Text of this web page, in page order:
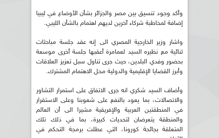
وأكد وجود تنسيق بين مصر والجزائر بشأن الأوضاع في ليبيا
إضافة لمخاطبة شركاء آخرين لديهم اهتمام بالشأن الليبي.
واشار وزير الخارجية المصري الى إنه عقد جلسة مباحثات
ثنائية مع نظيره السيد لعمامرة أعقبها جلسة أخرى موسعة
بحضور وفدي البلدين، حيث جرى تناول سبل تعزيز العلاقات
وأبرز القضايا الإقليمية والدولية محل الاهتمام المشترك.
وأضاف السيد شكري انه جرى الاتفاق على استمرار التشاور
والاتصالات، بما يعود بالنفع على شعوبنا وعلى الاستقرار
في المنطقتين العربية والإفريقية مشيرا الى أن العالم
والمنطقة يتعرضان لتحديات كبيرة، بما في ذلك تلك
المتعلقة بجائحة كورونا، التي عطلت برمجة التحكم في